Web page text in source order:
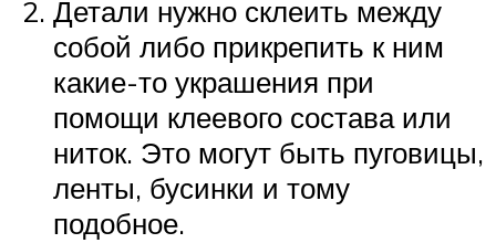
Детали нужно склеить между
собой либо прикрепить к ним
какие-то украшения при
помощи клеевого состава или
ниток. Это могут быть пуговицы,
ленты, бусинки и тому
подобное.